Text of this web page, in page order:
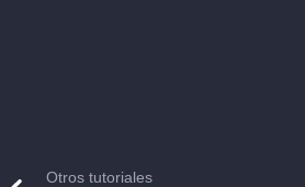
Otros tutoriales